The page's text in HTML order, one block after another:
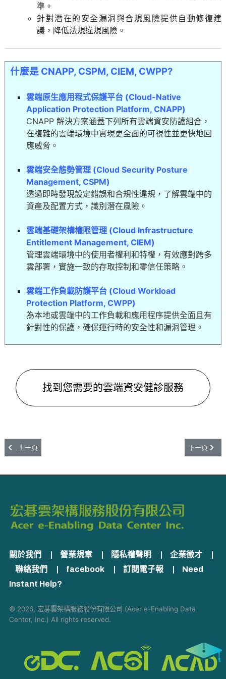
準。
針對潛在的安全漏洞與合規風險提供自動修復建
議，降低法規違規風險。
什麼是 CNAPP, CSPM, CIEM, CWPP?
雲端原生應用程式保護平台 (Cloud-Native
Application Protection Platform, CNAPP)
CNAPP 解決方案涵蓋下列所有雲端資安防護組合，
在複雜的雲端環境中實現更全面的可視性並更快地回
應威脅。
雲端安全態勢管理 (Cloud Security Posture
Management, CSPM)
透過即時發現設定錯誤和合規性違規，了解雲端中的
資產及配置方式，識別潛在風險。
雲端基礎架構權限管理 (Cloud Infrastructure
Entitlement Management, CIEM)
管理雲端環境中的使用者權利和特權，有效應對跨多
雲部署，實施一致的存取控制和零信任策略。
雲端工作負載防護平台 (Cloud Workload
Protection Platform, CWPP)
為本地或雲端中的工作負載和應用程序提供全面且有
針對性的保護，確保運行時的安全性和漏洞管理。
找到您需要的雲端資安健診服務
上一篇文章: 跨雲安全威脅解析，AI驅動雲端安全策略與資安防護全攻略！
上一頁 下一篇文章:
下一頁
關於我們 營業規章 隱私權聲明 企業徵才
聯絡我們
facebook 訂閱電子報
Need
Instant Help?
© 2026, 宏碁雲架構服務股份有限公司 (Acer e-Enabling Data
Center, Inc.) All rights reserved.